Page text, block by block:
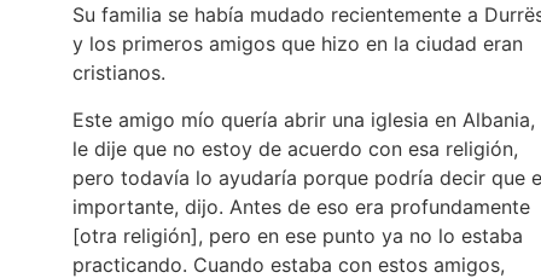
Su familia se había mudado recientemente a
y los primeros amigos que hizo en la ciudad eran
cristianos.
Este amigo mío quería abrir una iglesia en Albania,
le dije que no estoy de acuerdo con esa religión,
pero todavía lo ayudaría porque podría decir que
importante, dijo. Antes de eso era profundamente
[otra religión], pero en ese punto ya no lo estaba
practicando. Cuando estaba con estos amigos,